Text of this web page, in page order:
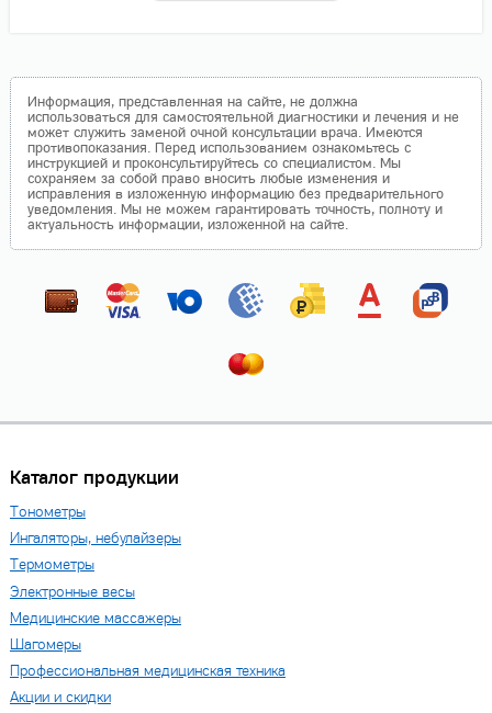
Информация, представленная на сайте, не должна
использоваться для самостоятельной диагностики и лечения и не
может служить заменой очной консультации врача. Имеются
противопоказания. Перед использованием ознакомьтесь с
инструкцией и проконсультируйтесь со специалистом. Мы
сохраняем за собой право вносить любые изменения и
исправления в изложенную информацию без предварительного
уведомления. Мы не можем гарантировать точность, полноту и
актуальность информации, изложенной на сайте.
Каталог продукции
Тонометры
Ингаляторы, небулайзеры
Термометры
Электронные весы
Медицинские массажеры
Шагомеры
Профессиональная медицинская техника
Акции и скидки